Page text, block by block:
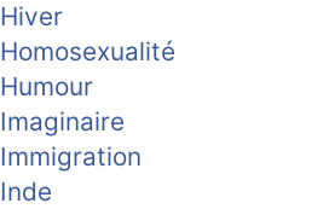
Hiver
Homosexualité
Humour
Imaginaire
Immigration
Inde